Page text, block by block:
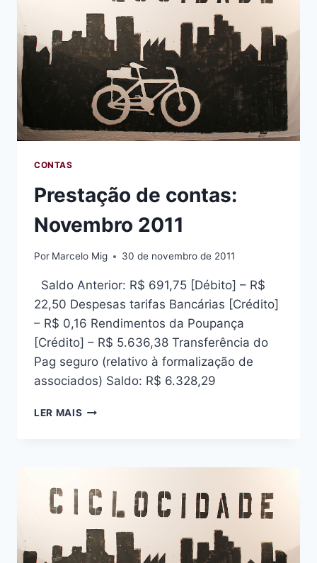
CONTAS
Prestação de contas:
Novembro 2011
Por Marcelo Mig 30 de novembro de 2011
Saldo Anterior: R$ 691,75 [Débito] – R$
22,50 Despesas tarifas Bancárias [Crédito]
– R$ 0,16 Rendimentos da Poupança
[Crédito] – R$ 5.636,38 Transferência do
Pag seguro (relativo à formalização de
associados) Saldo: R$ 6.328,29
LER MAIS PRESTAÇÃO